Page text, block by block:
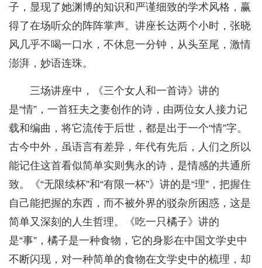
子，显现了她渊博的知识和严谨细致的学术风格，赢
得了在场听众的阵阵掌声。讲座长达两个小时，张晓
风几乎不喝一口水，不休息一分钟，从头至尾，激情
澎湃，妙语连珠。
三场讲座中，《三个女人和一首诗》讲的
是“情”，一首狂夫之妻创作的诗，由两位女人接力记
载和编曲，将它流传于后世，都是出于一个“情”字。
古今中外，虽语言有差异，年代有先后，人们之所以
能记住这首看似简单实则隽永的诗，是情感的共通所
致。《“无限续杯”和“有限一杯”》讲的是“理”，把握住
自己能把握的东西，而不被外界的驳杂所困惑，这是
简单又深刻的人生哲理。《吃一只橘子》讲的
是“事”，橘子是一种食物，它的身影在中国文学史中
不断闪现，对一种简单的食物在文学史中的梳理，却